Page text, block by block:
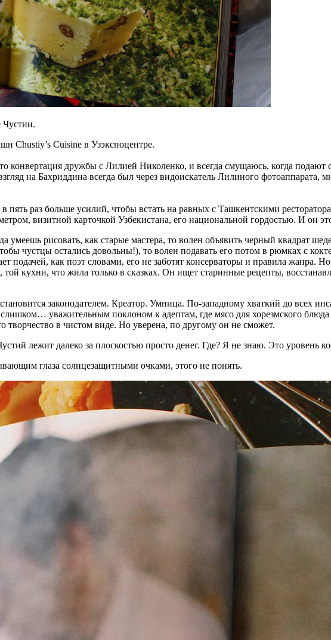
Chustiy’s Cuisine в Узэкспоцентре.
дружбы с Лилией Николенко, и всегда смущаюсь, когда подают
на Бахриддина всегда был через видоискатель Лилиного фотоаппарата,
раз больше усилий, чтобы встать на равных с Ташкентскими
визитной карточкой Узбекистана, его национальной гордостью. И он
умеешь рисовать, как старые мастера, то волен объявить черный квадрат
чустцы остались довольны!), то волен подавать его потом в рюмках с
подачей, как поэт словами, его не заботят консерваторы и правила жанра.
кухни, что жила только в сказках. Он ищет старинные рецепты,
законодателем. Креатор. Умница. По-западному хваткий до всех
уважительным поклоном к адептам, где мясо для хорезмcкого
творчество в чистом виде. Но уверена, по другому он не сможет.
лежит далеко за плоскостью просто денег. Где? Я не знаю. Это уровень
глаза солнцезащитными очками, этого не понять.